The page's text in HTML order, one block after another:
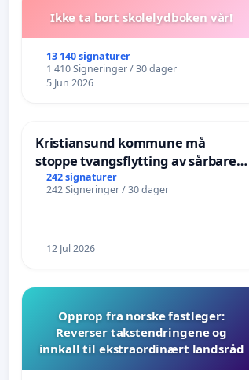
Ikke ta bort skolelydboken vår!
13 140 signaturer
1 410 Signeringer / 30 dager
5 Jun 2026
Kristiansund kommune må
stoppe tvangsflytting av sårbare
eldre
242 signaturer
242 Signeringer / 30 dager
12 Jul 2026
Opprop fra norske fastleger:
Reverser takstendringene og
innkall til ekstraordinært landsråd